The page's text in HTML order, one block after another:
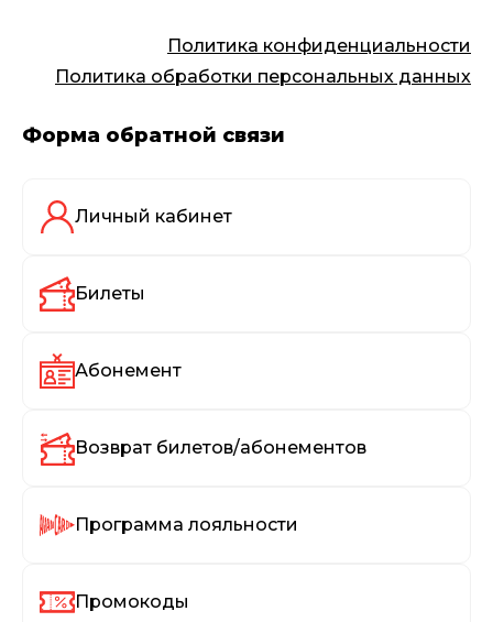
Политика конфиденциальности
Политика обработки персональных данных
Форма обратной связи
Личный кабинет
Билеты
Абонемент
Возврат билетов/абонементов
Программа лояльности
Промокоды